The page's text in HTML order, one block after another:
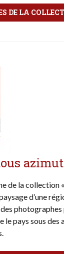
DE LA
de la collection
d’une
pays sous des